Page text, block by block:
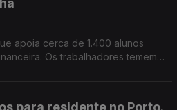
apoia cerca de 1.400 alunos
Os trabalhadores temem
para residente no Porto.